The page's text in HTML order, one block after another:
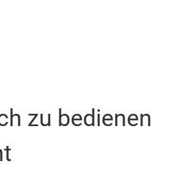
zu bedienen